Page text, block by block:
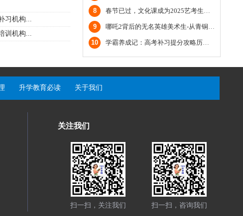
习机构...
训机构...
8 春节已过，文化课成为2025艺考生主场
9 哪吒2背后的无名英雄美术生-从青铜到王者
10 学霸养成记：高考补习提分攻略历史篇；重庆高考文化课培训机构
升学教育必读 关于我们
关注我们
扫一扫，关注我们 扫一扫，咨询我们